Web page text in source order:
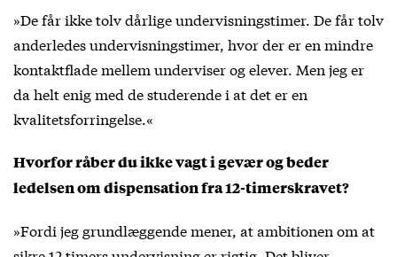
»De får ikke tolv dårlige undervisningstimer. De får tolv
anderledes undervisningstimer, hvor der er en mindre
kontaktflade mellem underviser og elever. Men jeg er
da helt enig med de studerende i at det er en
kvalitetsforringelse.«
Hvorfor råber du ikke vagt i gevær og beder
ledelsen om dispensation fra 12-timerskravet?
»Fordi jeg grundlæggende mener, at ambitionen om at